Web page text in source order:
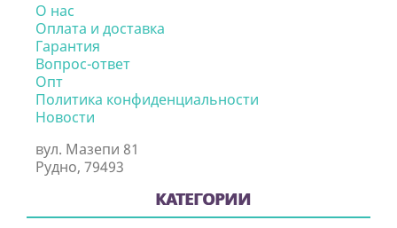
О нас
Оплата и доставка
Гарантия
Вопрос-ответ
Опт
Политика конфиденциальности
Новости
вул. Мазепи 81
Рудно, 79493
КАТЕГОРИИ